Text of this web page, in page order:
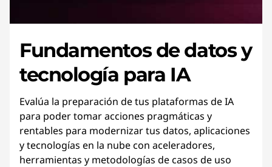
Fundamentos de datos y
tecnología para IA
Evalúa la preparación de tus plataformas de IA
para poder tomar acciones pragmáticas y
rentables para modernizar tus datos, aplicaciones
y tecnologías en la nube con aceleradores,
herramientas y metodologías de casos de uso